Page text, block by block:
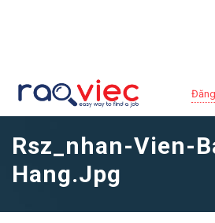
Rsz_nhan-Vien-
Hang.jpg